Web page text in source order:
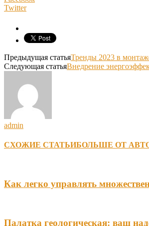
Twitter
Предыдущая статьяТренды 2023 в
Следующая статьяВнедрение
admin
СХОЖИЕ СТАТЬИБОЛЬШЕ ОТ
Как легко управлять
Палатка геологическая: ваш